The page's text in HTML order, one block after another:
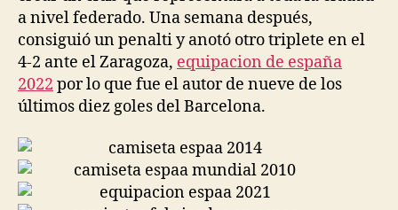
a nivel federado. Una semana después,
consiguió un penalti y anotó otro triplete en el
4-2 ante el Zaragoza, equipacion de españa
2022 por lo que fue el autor de nueve de los
últimos diez goles del Barcelona.